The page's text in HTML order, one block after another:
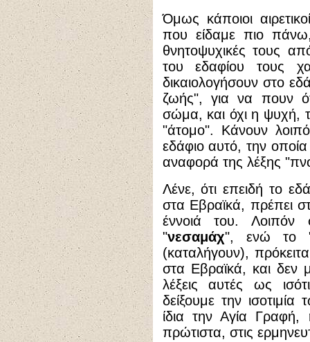
Όμως κάποιοι
που είδαμε πιο
θνητοψυχικές τους
του εδαφίου τους
δικαιολογήσουν στο
ζωής", για να πουν
σώμα, και όχι η ψυχή,
"άτομο". Κάνουν
εδάφιο αυτό, την
αναφορά της λέξης
Λένε, ότι επειδή το
στα Εβραϊκά, πρέπει
έννοιά του.
"νεσαμάχ", ενώ το
(καταλήγουν),
στα Εβραϊκά, και δεν
λέξεις αυτές ως
δείξουμε την
ίδια την Αγία Γραφή,
πρώτιστα, στις